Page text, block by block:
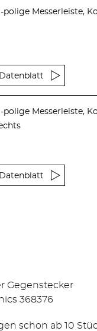
polige Messerleiste,
Datenblatt
polige Messerleiste,
Datenblatt
Gegenstecker
368376
schon ab 10